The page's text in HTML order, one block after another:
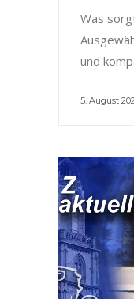
Was
und
5. August